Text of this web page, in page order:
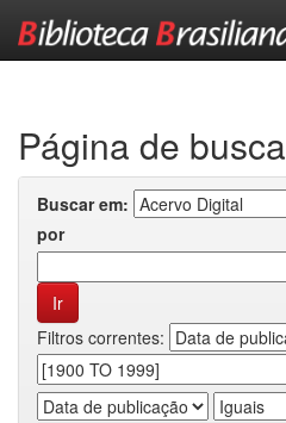
Página de busca
Buscar em:
por
Filtros correntes: